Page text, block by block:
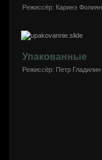
Режиссёр: Каринэ
Упакованные
Режиссёр: Петр Гладилин